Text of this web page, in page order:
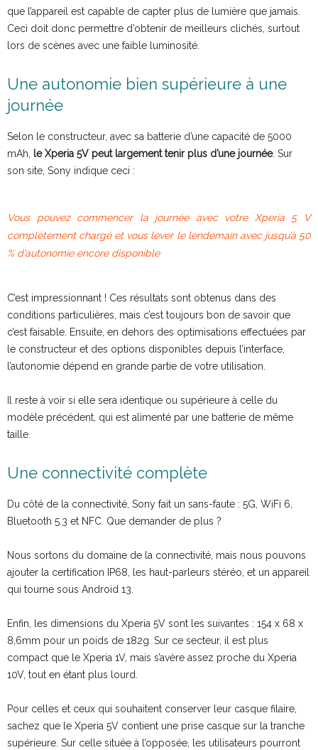
que l’appareil est capable de capter plus de lumière que jamais.
Ceci doit donc permettre d’obtenir de meilleurs clichés, surtout
lors de scènes avec une faible luminosité.
Une autonomie bien supérieure à une
journée
Selon le constructeur, avec sa batterie d’une capacité de 5000
mAh,
le Xperia 5V peut largement tenir plus d’une journée. Sur
son site, Sony indique ceci :
Vous pouvez commencer la journée avec votre Xperia 5 V
complètement chargé et vous lever le lendemain avec jusqu’à 50
% d’autonomie encore disponible
C’est impressionnant ! Ces résultats sont obtenus dans des
conditions particulières, mais c’est toujours bon de savoir que
c’est faisable. Ensuite, en dehors des optimisations effectuées par
le constructeur et des options disponibles depuis l’interface,
l’autonomie dépend en grande partie de votre utilisation.
Il reste à voir si elle sera identique ou supérieure à celle du
modèle précédent, qui est alimenté par une batterie de même
taille.
Une connectivité complète
Du côté de la connectivité, Sony fait un sans-faute : 5G, WiFi 6,
Bluetooth 5.3 et NFC. Que demander de plus ?
Nous sortons du domaine de la connectivité, mais nous pouvons
ajouter la certification IP68, les haut-parleurs stéréo, et un appareil
qui tourne sous Android 13.
Enfin, les dimensions du Xperia 5V sont les suivantes : 154 x 68 x
8,6mm pour un poids de 182g. Sur ce secteur, il est plus
compact que le Xperia 1V, mais s’avère assez proche du Xperia
10V, tout en étant plus lourd.
Pour celles et ceux qui souhaitent conserver leur casque filaire,
sachez que le Xperia 5V contient une prise casque sur la tranche
supérieure. Sur celle située à l’opposée, les utilisateurs pourront